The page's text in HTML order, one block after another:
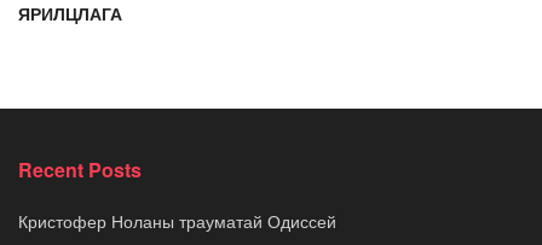
ЯРИЛЦЛАГА
Recent Posts
Кристофер Ноланы трауматай Одиссей